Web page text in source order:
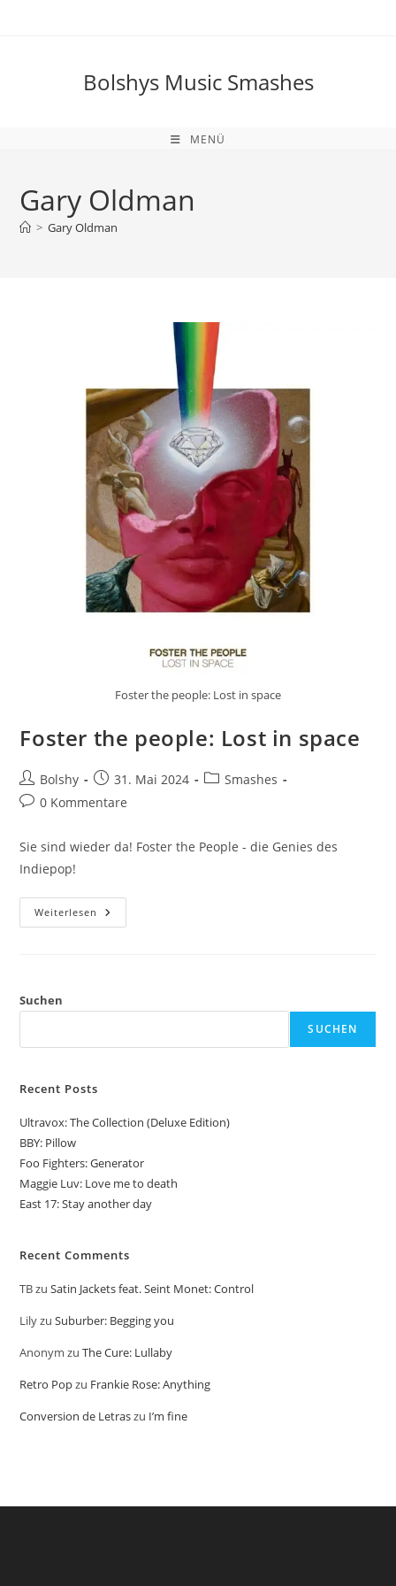
Bolshys Music Smashes
MENÜ
Gary Oldman
> Gary Oldman
Foster the people: Lost in space
Foster the people: Lost in space
Beitrags-
Autor:
Bolshy
Beitrag
veröffentlicht:
31. Mai 2024
Beitrags-
Smashes
Beitrags-
0 Kommentare
Sie sind wieder da! Foster the People - die Genies des
Indiepop!
Weiterlesen Foster
The
Suchen
SUCHEN
Recent Posts
Ultravox: The Collection (Deluxe Edition)
BBY: Pillow
Foo Fighters: Generator
Maggie Luv: Love me to death
East 17: Stay another day
Recent Comments
TBzuSatin Jackets feat. Seint Monet: Control
LilyzuSuburber: Begging you
Anonym zuThe Cure: Lullaby
Retro Popzu Frankie Rose: Anything
Conversion de Letraszu I’m fine